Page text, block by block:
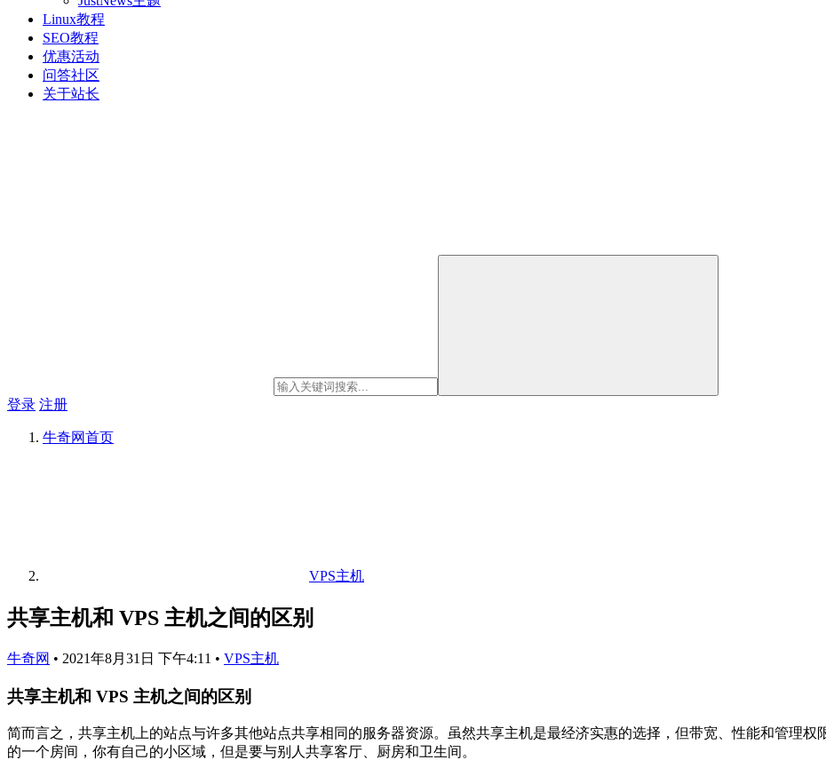
Linux教程
SEO教程
优惠活动
问答社区
关于站长
登录 注册
牛奇网首页
VPS主机
共享主机和 VPS 主机之间的区别
牛奇网 • 2021年8月31日 下午4:11 • VPS主机
共享主机和 VPS 主机之间的区别
简而言之，共享主机上的站点与许多其他站点共享相同的服务器资源。虽然共享主机是最经济实惠的选择，但带宽、性能和管理
的一个房间，你有自己的小区域，但是要与别人共享客厅、厨房和卫生间。